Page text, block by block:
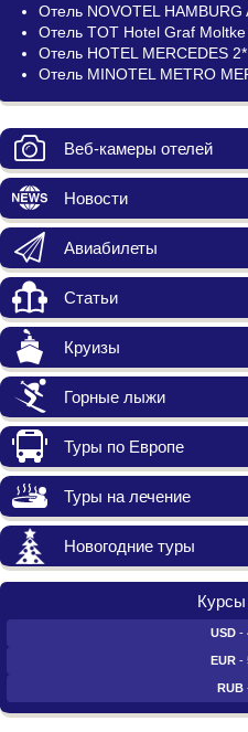
Отель NOVOTEL HAMBURG
Отель TOT Hotel Graf
Отель HOTEL MERCEDES
Отель MINOTEL METRO
Веб-камеры отелей
Новости
Авиабилеты
Статьи
Круизы
Горные лыжи
Туры по Европе
Туры на лечение
Новогодние туры
USD -
EUR -
RUB